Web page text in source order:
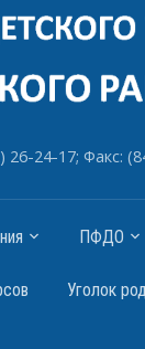
24-17; Факс:
ПФДО
Уголок